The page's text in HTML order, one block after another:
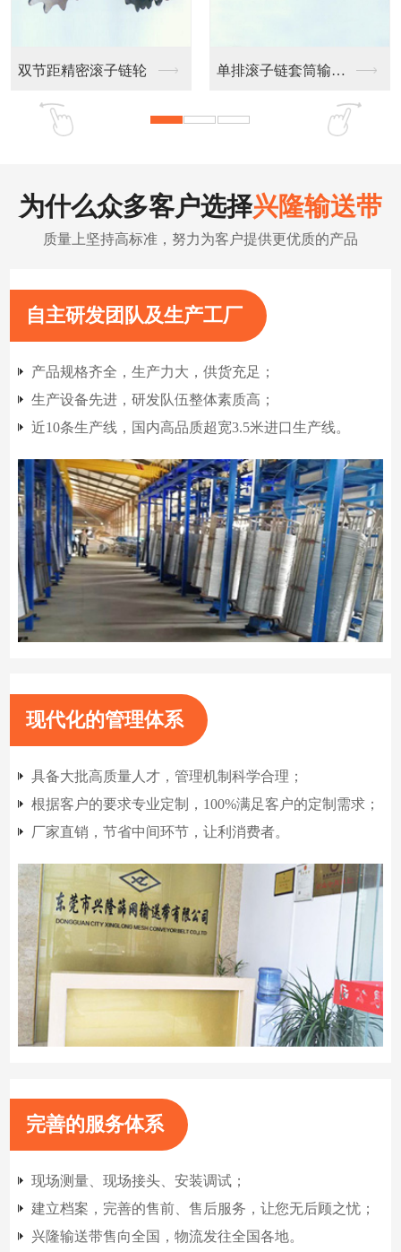
不锈钢链板输送带 扁丝输送网带
为什么众多客户选择兴隆输送带
质量上坚持高标准，努力为客户提供更优质的产品
自主研发团队及生产工厂
产品规格齐全，生产力大，供货充足；
生产设备先进，研发队伍整体素质高；
近10条生产线，国内高品质超宽3.5米进口生产线。
现代化的管理体系
具备大批高质量人才，管理机制科学合理；
根据客户的要求专业定制，100%满足客户的定制需求；
厂家直销，节省中间环节，让利消费者。
完善的服务体系
现场测量、现场接头、安装调试；
建立档案，完善的售前、售后服务，让您无后顾之忧；
兴隆输送带售向全国，物流发往全国各地。